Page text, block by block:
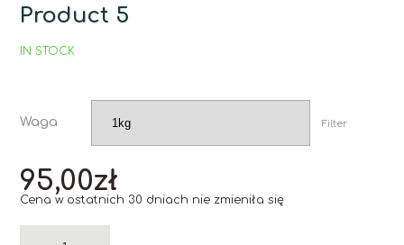
Product 5
IN STOCK
Waga Filter
95,00zł
Cena w ostatnich 30 dniach nie zmieniła się